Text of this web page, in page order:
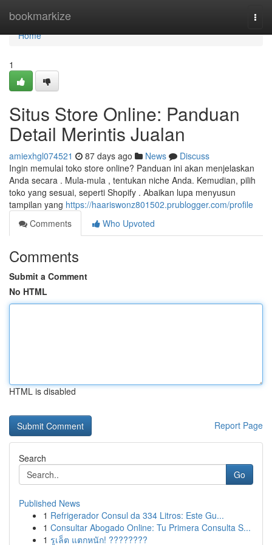
bookmarkize
Home
Home
1
Situs Store Online: Panduan
Detail Merintis Jualan
amiexhgl074521 87 days ago News
Discuss
Ingin memulai toko store online? Panduan ini akan menjelaskan
Anda secara . Mula-mula , tentukan niche Anda. Kemudian, pilih
toko yang sesuai, seperti Shopify . Abaikan lupa menyusun
tampilan yang https://haariswonz801502.prublogger.com/profile
Comments
Who Upvoted
Comments
Submit a Comment
No HTML
HTML is disabled
Report Page
Search
Go
Published News
1 Refrigerador Consul da 334 Litros: Este Gu...
1 Consultar Abogado Online: Tu Primera Consulta S...
1 รูเล็ต แตกหนัก! ????????